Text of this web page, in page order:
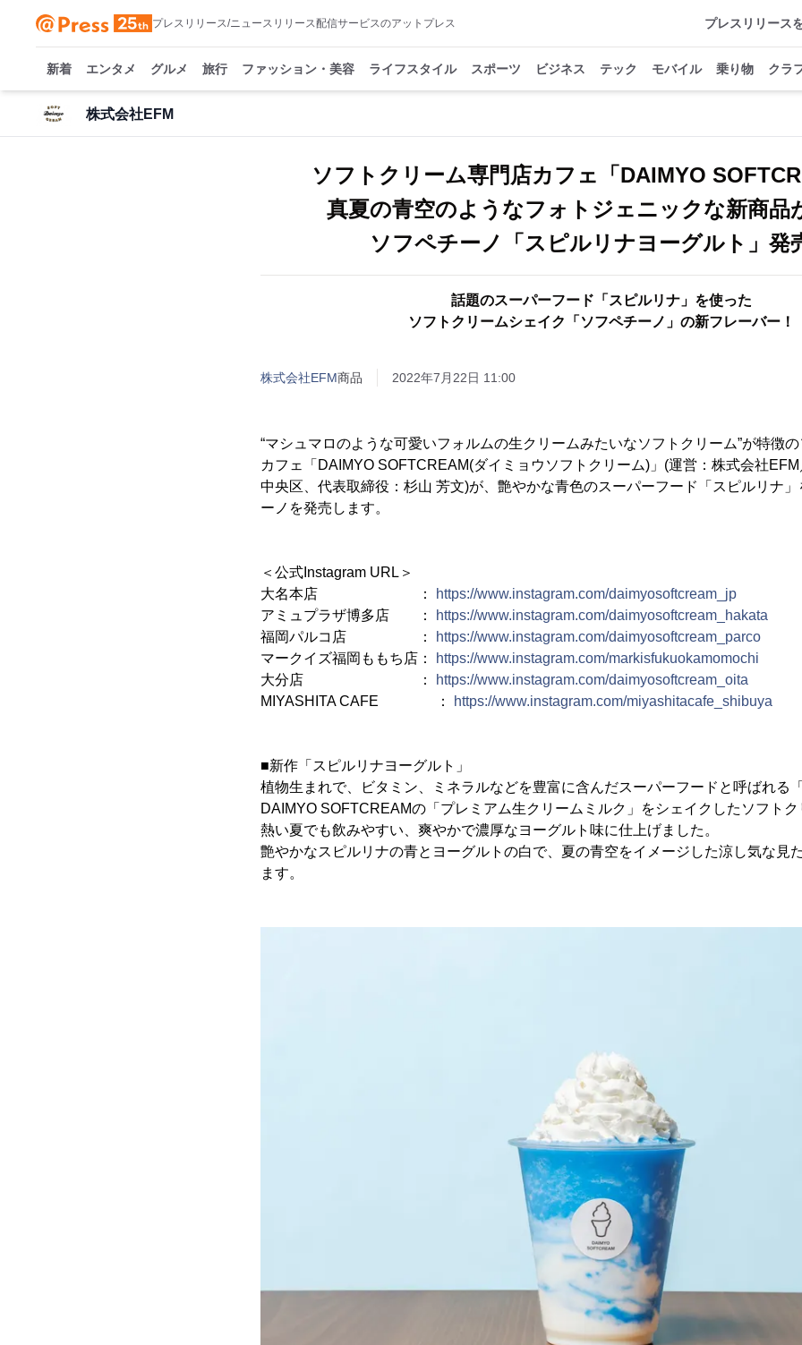
プレスリリース/ニュースリリース配信サービスのアットプレス プレスリリース
新着 エンタメ グルメ 旅行 ファッション・美容 ライフスタイル スポーツ ビジネス テック モバイル 乗り物 クラ
株式会社EFM
ソフトクリーム専門店カフェ「DAIMYO
真夏の青空のようなフォトジェニックな新商品
ソフペチーノ「スピルリナヨーグルト」発
話題のスーパーフード「スピルリナ」を使った
ソフトクリームシェイク「ソフペチーノ」の新フレーバー！
株式会社EFM商品 2022年7月22日 11:00
“マシュマロのような可愛いフォルムの生クリームみたいなソフトクリーム”が特徴
カフェ「DAIMYO SOFTCREAM(ダイミョウソフトクリーム)」(運営：株式会社
中央区、代表取締役：杉山 芳文)が、艶やかな青色のスーパーフード「スピルリナ
ーノを発売します。
＜公式Instagram URL＞
大名本店 ：
https://www.instagram.com/daimyosoftcream_jp
アミュプラザ博多店 ：
https://www.instagram.com/daimyosoftcream_hakata
福岡パルコ店 ：
https://www.instagram.com/daimyosoftcream_parco
マークイズ福岡ももち店：
https://www.instagram.com/markisfukuokamomochi
大分店 ：
https://www.instagram.com/daimyosoftcream_oita
MIYASHITA CAFE ：
https://www.instagram.com/miyashitacafe_shibuya
■新作「スピルリナヨーグルト」
植物生まれで、ビタミン、ミネラルなどを豊富に含んだスーパーフードと呼ばれる
DAIMYO SOFTCREAMの「プレミアム生クリームミルク」をシェイクしたソフト
熱い夏でも飲みやすい、爽やかで濃厚なヨーグルト味に仕上げました。
艶やかなスピルリナの青とヨーグルトの白で、夏の青空をイメージした涼し気な見
ます。